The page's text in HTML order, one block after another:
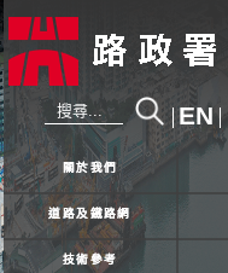
EN
關於我們
道路及鐵路網
技術參考